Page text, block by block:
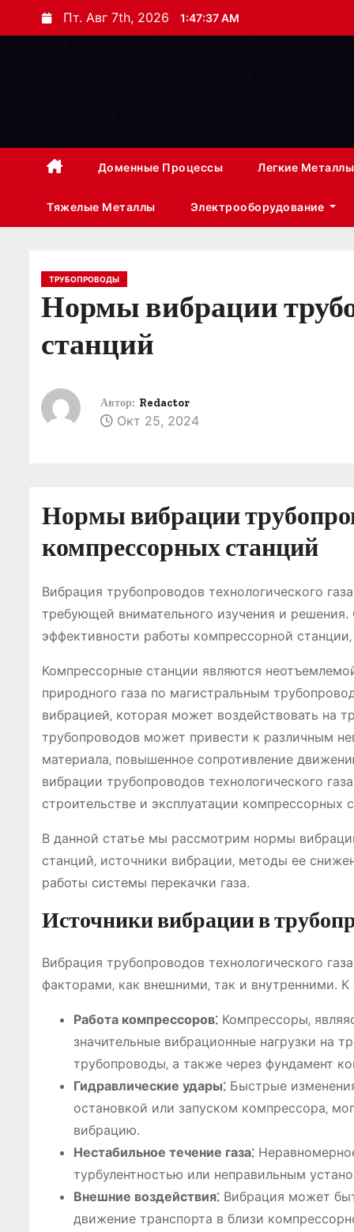
е
д
Пт. Авг 7th, 2026 1:47:38 AM
Доменные Процессы Легкие Металлы
Тяжелые Металлы Электрооборудование
ТРУБОПРОВОДЫ
Нормы вибрации
станций
Автор: Redactor
Окт 25, 2024
Нормы вибрации
компрессорных станций
Вибрация трубопроводов технологического
требующей внимательного изучения и
эффективности работы компрессорной
Компрессорные станции являются
природного газа по магистральным
вибрацией‚ которая может воздействовать на
трубопроводов может привести к различным
материала‚ повышенное сопротивление
вибрации трубопроводов технологического
строительстве и эксплуатации компрессорных
В данной статье мы рассмотрим нормы
станций‚ источники вибрации‚ методы ее
работы системы перекачки газа.
Источники вибрации в
Вибрация трубопроводов технологического
факторами‚ как внешними‚ так и внутренними.
Работа компрессоров⁚ Компрессоры‚
значительные вибрационные нагрузки на
трубопроводы‚ а также через фундамент
Гидравлические удары⁚ Быстрые
остановкой или запуском компрессора‚
вибрацию.
Нестабильное течение газа⁚
турбулентностью или неправильным
Внешние воздействия⁚ Вибрация может
движение транспорта в близи